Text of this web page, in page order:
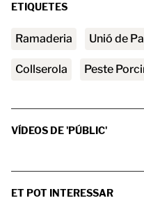
ETIQUETES
ramaderia Unió de
Collserola Peste
VÍDEOS DE 'PÚBLIC'
ET POT INTERESSAR